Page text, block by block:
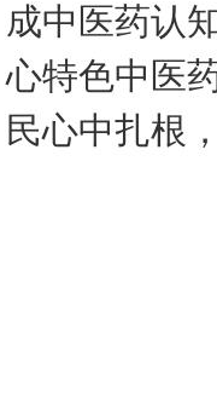
成中医药认
心特色中医
民心中扎根